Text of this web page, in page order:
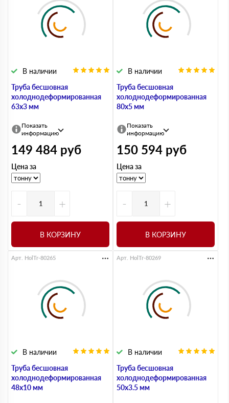
Труба бесшовная
холоднодеформированная
63х3 мм
В наличии
Показать
информацию
149 484 руб
Цена за
- +
В КОРЗИНУ
Труба бесшовная
холоднодеформированная
80х5 мм
В наличии
Показать
информацию
150 594 руб
Цена за
- +
В КОРЗИНУ
Труба бесшовная
холоднодеформированная
48х10 мм
В наличии
Арт. HolTr-80265
Труба бесшовная
холоднодеформированная
50х3.5 мм
В наличии
Арт. HolTr-80269